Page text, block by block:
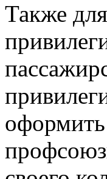
Также